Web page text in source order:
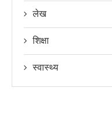
लेख
शिक्षा
स्वास्थ्य